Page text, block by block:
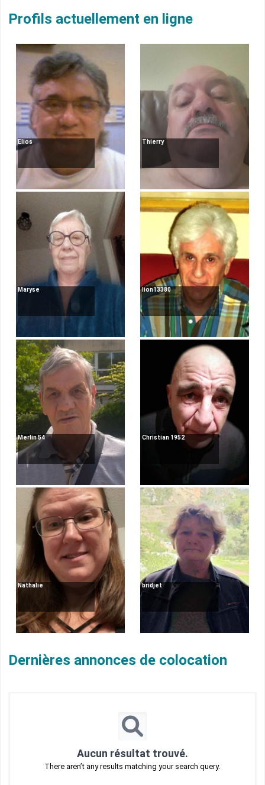
Profils actuellement en ligne
Elios Thierry
Maryse lion13380
Merlin 54 Christian 1952
Nathalie bridjet
Dernières annonces de colocation
Aucun résultat trouvé.
There aren’t any results matching your search query.